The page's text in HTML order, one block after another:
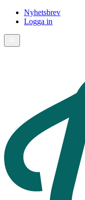
Nyhetsbrev
Logga in